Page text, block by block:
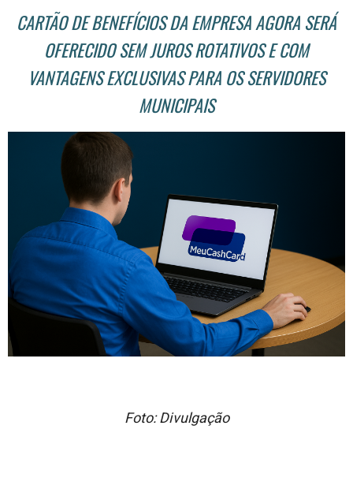
CARTÃO DE BENEFÍCIOS DA EMPRESA AGORA SERÁ
OFERECIDO SEM JUROS ROTATIVOS E COM
VANTAGENS EXCLUSIVAS PARA OS SERVIDORES
MUNICIPAIS
Foto: Divulgação